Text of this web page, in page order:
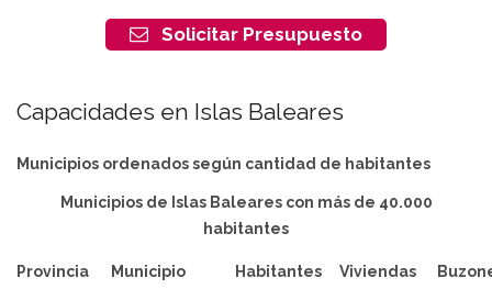
Solicitar Presupuesto
Capacidades en Islas Baleares
Municipios ordenados según cantidad de habitantes
Municipios de Islas Baleares con más de 40.000
habitantes
Provincia Municipio Habitantes Viviendas